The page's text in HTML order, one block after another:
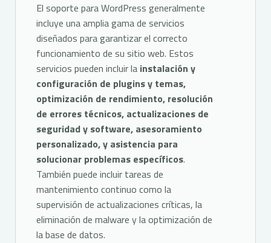
El soporte para WordPress generalmente
incluye una amplia gama de servicios
diseñados para garantizar el correcto
funcionamiento de su sitio web. Estos
servicios pueden incluir la instalación y
configuración de plugins y temas,
optimización de rendimiento, resolución
de errores técnicos, actualizaciones de
seguridad y software, asesoramiento
personalizado, y asistencia para
solucionar problemas específicos.
También puede incluir tareas de
mantenimiento continuo como la
supervisión de actualizaciones críticas, la
eliminación de malware y la optimización de
la base de datos.